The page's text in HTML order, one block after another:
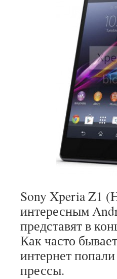
Sony Xperia Z1
интересным
представят в
Как часто
интернет
прессы.